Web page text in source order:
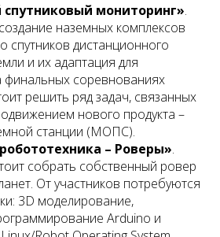
мониторинг».
наземных комплексов
спутников дистанционного
и их адаптация для
соревнованиях
решить ряд задач, связанных
нового продукта –
станции (МОПС).
– Роверы».
собрать собственный ровер
От участников потребуются
3D моделирование,
Arduino и